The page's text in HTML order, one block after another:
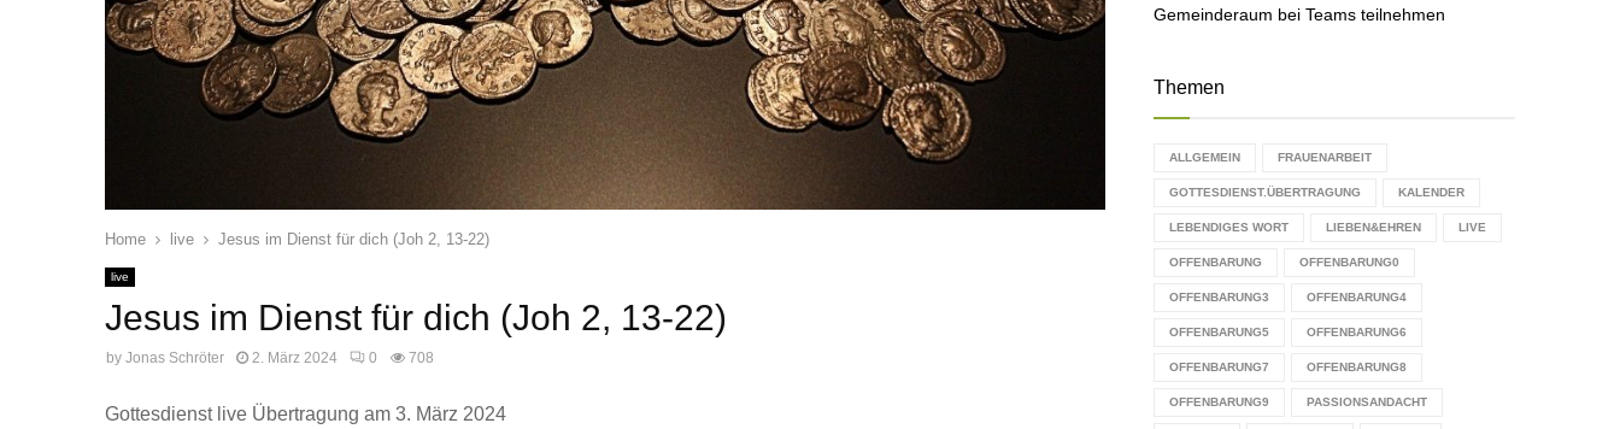
Home live Jesus im Dienst für dich (Joh 2, 13-22)
live
Jesus im Dienst für dich (Joh 2, 13-22)
by Jonas Schröter 2. März 2024 0 708
Gottesdienst live Übertragung am 3. März 2024
Gemeinderaum bei Teams teilnehmen
Themen
ALLGEMEIN FRAUENARBEIT
GOTTESDIENST.ÜBERTRAGUNG KALENDER
LEBENDIGES WORT LIEBEN&EHREN LIVE
OFFENBARUNG OFFENBARUNG0
OFFENBARUNG3 OFFENBARUNG4
OFFENBARUNG5 OFFENBARUNG6
OFFENBARUNG7 OFFENBARUNG8
OFFENBARUNG9 PASSIONSANDACHT